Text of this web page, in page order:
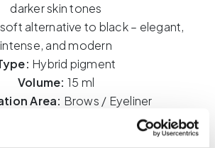
darker skin tones
alternative to black – elegant,
intense, and modern
Hybrid pigment
Volume: 15 ml
Area: Brows / Eyeliner